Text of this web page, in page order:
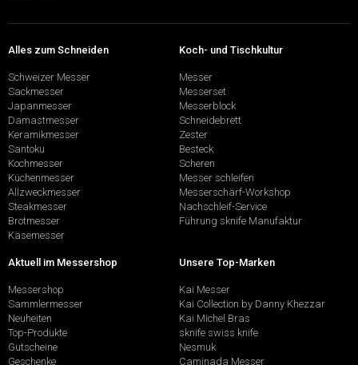
Alles zum Schneiden
Schweizer Messer
Sackmesser
Japanmesser
Damastmesser
Keramikmesser
Santoku
Kochmesser
Küchenmesser
Allzweckmesser
Steakmesser
Brotmesser
Käsemesser
Koch- und Tischkultur
Messer
Messerset
Messerblock
Schneidebrett
Zester
Besteck
Scheren
Messer schleifen
Messerschärf-Workshop
Nachschleif-Service
Führung sknife Manufaktur
Aktuell im Messershop
Messershop
Sammlermesser
Neuheiten
Top-Produkte
Gutscheine
Geschenke
Unsere Top-Marken
Kai Messer
Kai Collection by Danny Khezzar
Kai Michel Bras
sknife swiss knife
Nesmuk
Caminada Messer